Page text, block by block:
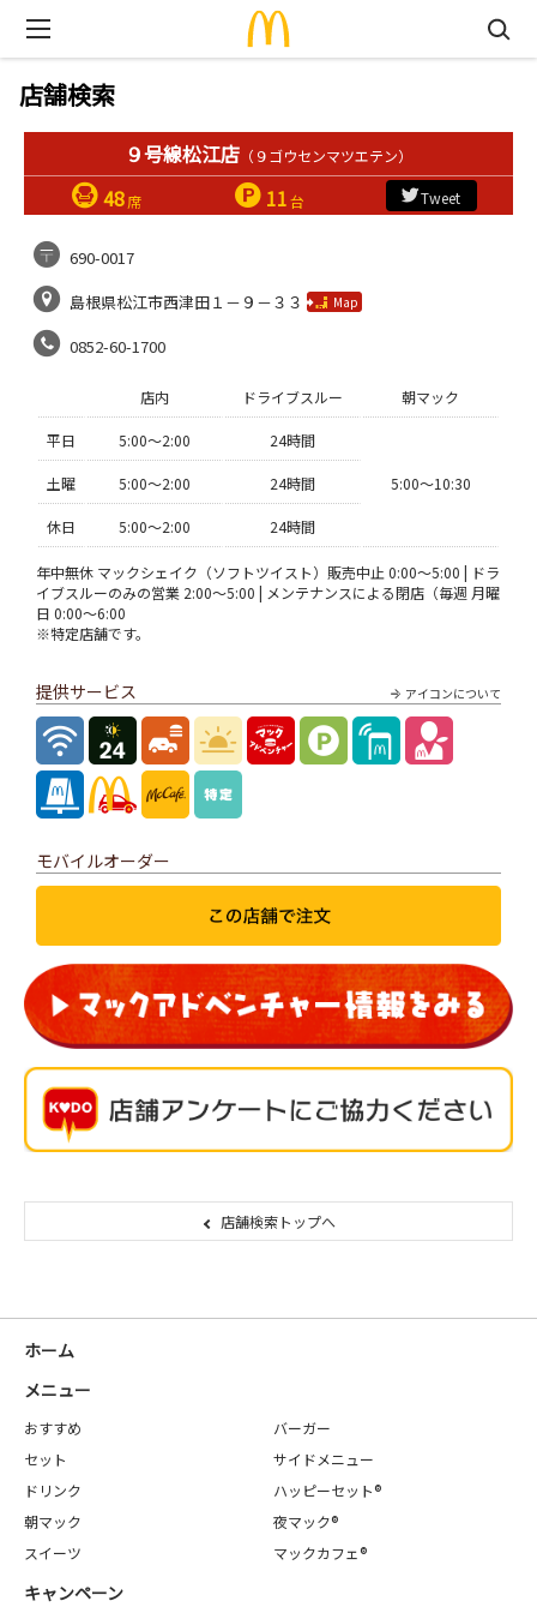
店舗検索
９号線松江店 （９ゴウセンマツエテン）
48席 11台 Tweet
690-0017
島根県松江市西津田１－９－３３
Map
0852-60-1700
店内 ドライブスルー 朝マック
平日 5:00〜2:00 24時間
5:00〜10:30
土曜 5:00〜2:00 24時間
休日 5:00〜2:00 24時間
年中無休 マックシェイク（ソフトツイスト）販売中止 0:00～5:00 | ドラ
イブスルーのみの営業 2:00～5:00 | メンテナンスによる閉店（毎週 月曜
日 0:00～6:00
※特定店舗です。
アイコンについて
提供サービス
モバイルオーダー
店舗検索トップへ
ホーム
メニュー
おすすめ
バーガー
セット
サイドメニュー
ドリンク
ハッピーセット®
朝マック
夜マック®
スイーツ
マックカフェ®
キャンペーン